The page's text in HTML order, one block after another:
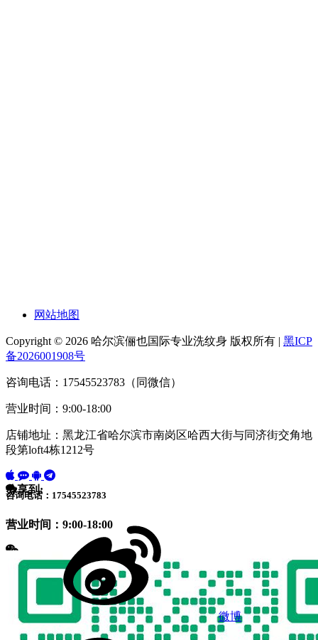
网站地图
Copyright © 2026 哈尔滨俪也国际专业洗纹身 版权所有 | 黑ICP
备2026001908号
咨询电话：17545523783（同微信）
营业时间：9:00-18:00
店铺地址：黑龙江省哈尔滨市南岗区哈西大街与同济街交角地
段第loft4栋1212号
咨询电话：17545523783
营业时间：9:00-18:00
分享到:
微博